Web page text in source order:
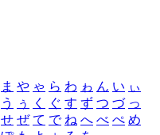
ま や ゃ ら わ ゎ ん い ぃ
う ぅ く ぐ す ず つ づ っ
せ ぜ て で ね へ べ ぺ め